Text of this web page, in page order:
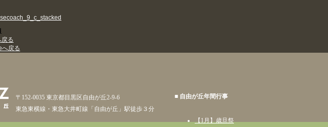
る
へ戻る
〒152-0035 東京都目黒区自由が丘2-9-6
東急東横線・東急大井町線「自由が丘」駅徒歩３分
■ 自由が丘年間行事
【1月】歳旦祭